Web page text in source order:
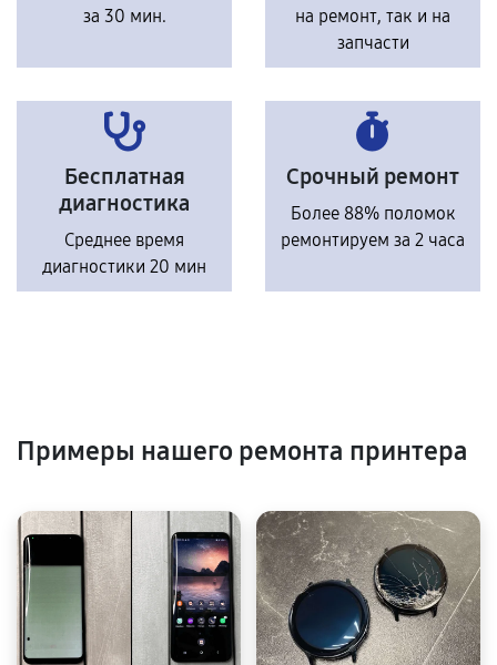
за 30 мин.
на ремонт, так и на
запчасти
Бесплатная
диагностика
Среднее время
диагностики 20 мин
Срочный ремонт
Более 88% поломок
ремонтируем за 2 часа
Примеры нашего ремонта принтера